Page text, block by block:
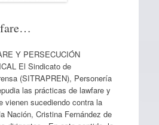
Y PERSECUCIÓN
El Sindicato de
(SITRAPREN), Personería
las prácticas de lawfare y
vienen sucediendo contra la
Nación, Cristina Fernández de